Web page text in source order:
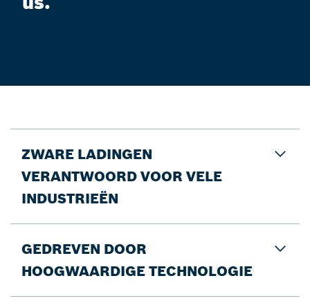
ZWARE LADINGEN
VERANTWOORD VOOR VELE
INDUSTRIEËN
GEDREVEN DOOR
HOOGWAARDIGE TECHNOLOGIE